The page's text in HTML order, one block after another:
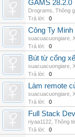
GAMS 28.2.0
Drograms Thông
Trả lời:
0
Công Ty
suacuacuongiare
Trả lời:
0
Bút từ cổng
suacuacuongiare
Trả lời:
0
Làm remote
suacuacuongiare
Trả lời:
0
Full Stack
riyaa1122 Thông
Trả lời:
0